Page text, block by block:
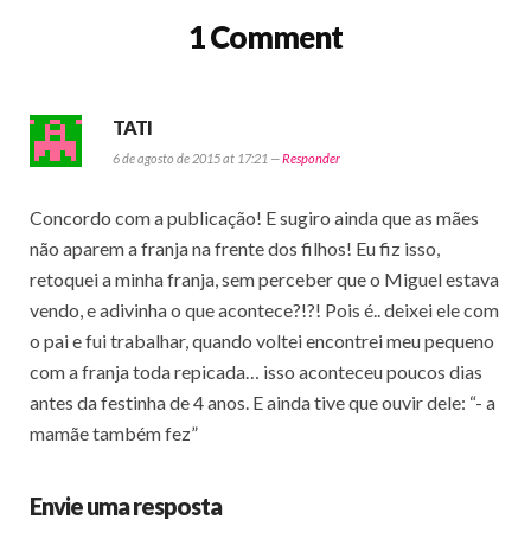
1 Comment
TATI
6 de agosto de 2015 at 17:21 —Responder
Concordo com a publicação! E sugiro ainda que as mães
não aparem a franja na frente dos filhos! Eu fiz isso,
retoquei a minha franja, sem perceber que o Miguel estava
vendo, e adivinha o que acontece?!?! Pois é.. deixei ele com
o pai e fui trabalhar, quando voltei encontrei meu pequeno
com a franja toda repicada… isso aconteceu poucos dias
antes da festinha de 4 anos. E ainda tive que ouvir dele: “- a
mamãe também fez”
Envie uma resposta